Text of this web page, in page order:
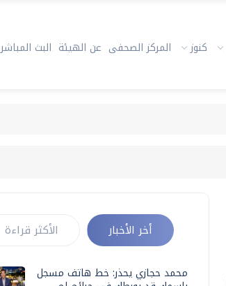
كنوز المركز الصحفى عن الهيئة البث المباشر
أخر الأخبار الأكثر قراءة
محمد حجازي يحذر: خط هاتف مسجل